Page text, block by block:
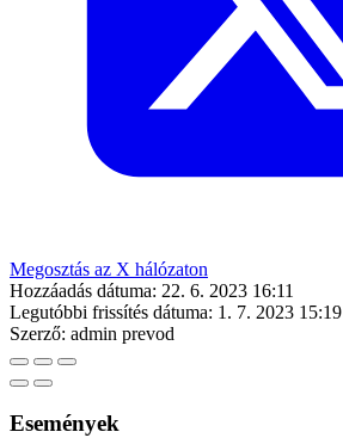
Megosztás az X hálózaton
Hozzáadás dátuma: 22. 6. 2023 16:11
Legutóbbi frissítés dátuma: 1. 7. 2023 15:19
Szerző: admin prevod
Események